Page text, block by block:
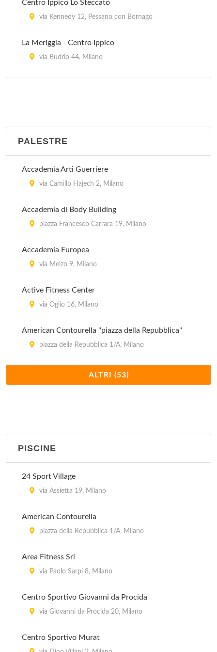
Centro Ippico Lo Steccato
via Kennedy 12, Pessano con Bornago
La Meriggia - Centro Ippico
via Budrio 44, Milano
via Macconago 20, Milano
PALESTRE
Accademia Arti Guerriere
via Camillo Hajech 2, Milano
Accademia di Body Building
piazza Francesco Carrara 19, Milano
Accademia Europea
via Melzo 9, Milano
Active Fitness Center
via Oglio 16, Milano
American Contourella "piazza della Repubblica"
piazza della Repubblica 1/A, Milano
American Contourella "via Raffaello Sanzio"
via Raffaello Sanzio 39, Milano
Body Building Club
Bodyline
Brera Sport Club
Carla Strauss "Ginnastica per tutte le età"
ALTRI (53)
PISCINE
24 Sport Village
via Assietta 19, Milano
American Contourella
piazza della Repubblica 1/A, Milano
Area Fitness Srl
via Paolo Sarpi 8, Milano
Centro Sportivo Giovanni da Procida
via Giovanni da Procida 20, Milano
Centro Sportivo Murat